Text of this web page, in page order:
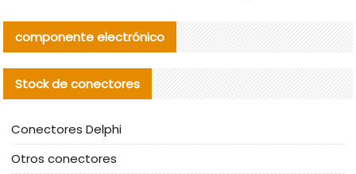
componente electrónico
Stock de conectores
Conectores Delphi
Otros conectores